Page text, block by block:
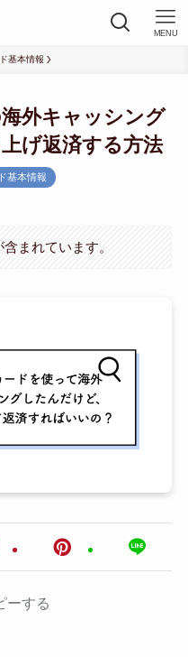
MENU
基本情報
外キャッシング
げ返済する方法
基本情報
まれています。
ーする